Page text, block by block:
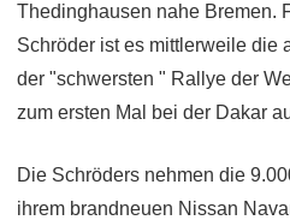
Thedinghausen nahe Bremen.
Schröder ist es mittlerweile die
der "schwersten " Rallye der
zum ersten Mal bei der Dakar
Die Schröders nehmen die
ihrem brandneuen Nissan